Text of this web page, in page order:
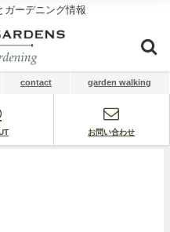
ガーデニング情報
contact garden walking
お問い合わせ